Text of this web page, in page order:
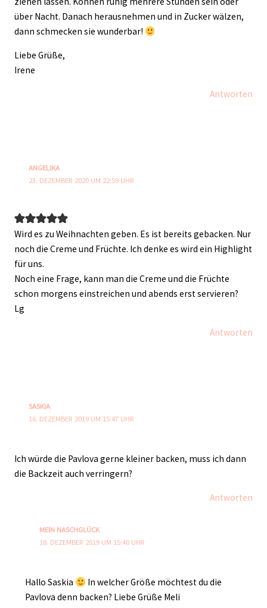
über Nacht. Danach herausnehmen und in Zucker wälzen,
dann schmecken sie wunderbar!
Liebe Grüße,
Irene
Antworten
ANGELIKA
23. DEZEMBER 2020 UM 22:59 UHR
Wird es zu Weihnachten geben. Es ist bereits gebacken. Nur
noch die Creme und Früchte. Ich denke es wird ein Highlight
für uns.
Noch eine Frage, kann man die Creme und die Früchte
schon morgens einstreichen und abends erst servieren?
Lg
Antworten
SASKIA
16. DEZEMBER 2019 UM 15:47 UHR
Ich würde die Pavlova gerne kleiner backen, muss ich dann
die Backzeit auch verringern?
Antworten
MEIN NASCHGLÜCK
18. DEZEMBER 2019 UM 15:40 UHR
Hallo Saskia
In welcher Größe möchtest du die
Pavlova denn backen? Liebe Grüße Meli